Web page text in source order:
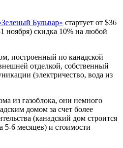
Бульвар» стартует от $36
ноября) скидка 10% на любой
построенный по канадской
отделкой, собственный
(электричество, вода из
из газоблока, они немного
домом за счет более
(канадский дом строится
5-6 месяцев) и стоимости